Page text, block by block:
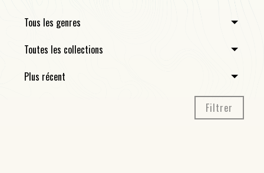
Tous les genres
Toutes les collections
Plus récent
Filtrer